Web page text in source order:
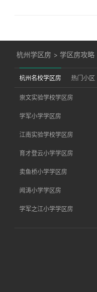
杭州学区房 > 学区房攻略
杭州名校学区房 热门小区
崇文实验学校学区房
学军小学学区房
江南实验学校学区房
育才登云小学学区房
卖鱼桥小学学区房
闻涛小学学区房
学军之江小学学区房